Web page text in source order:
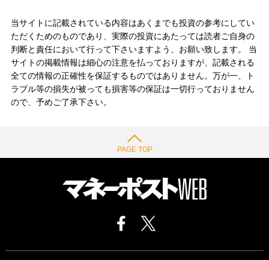
当サイトに記載されている内容はあくまでも投資の参考にしてい
ただくためのものであり、実際の投資にあたっては読者ご自身の
判断と責任において行って下さいますよう、お願い致します。 当
サイトの掲載情報は細心の注意を払っておりますが、記載される
全ての情報の正確性を保証するものではありません。万が一、ト
ラブル等の損失が被っても損害等の保証は一切行っておりません
ので、予めご了承下さい。
PAGE TOP